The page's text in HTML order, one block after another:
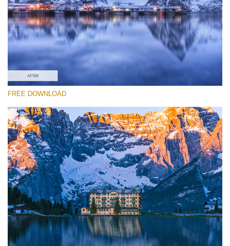
Entire Collection
Download Gratuito
FREE DOWNLOAD